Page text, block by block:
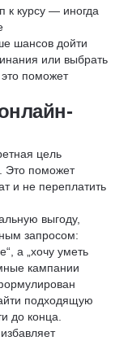
к курсу — иногда
шансов дойти
или выбрать
поможет
цель
Это поможет
и не переплатить
выгоду,
запросом:
а „хочу уметь
кампании
подходящую
до конца.